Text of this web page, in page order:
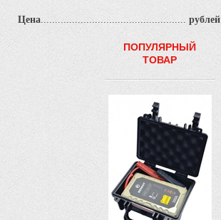
Цена рублей
ПОПУЛЯРНЫЙ
ТОВАР